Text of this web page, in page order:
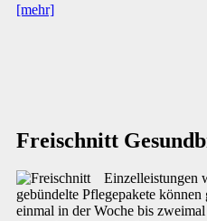
[mehr]
Freischnitt
Einzelleistungen
gebündelte Pflegepakete
einmal in der Woche bis